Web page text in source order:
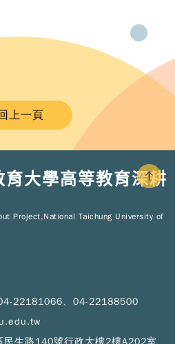
上一頁
育大學高等教育深耕
Project,National Taichung University of
22181066、04-22188500
生路140號行政大樓2樓A202室